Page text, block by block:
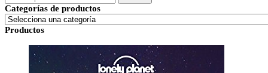
por:
Categorías de productos
Productos